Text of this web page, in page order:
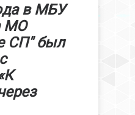
в МБУ
МО
СП" был